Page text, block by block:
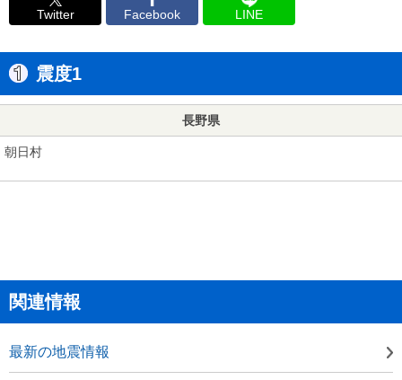
Twitter Facebook LINE
震度1
長野県
朝日村
関連情報
最新の地震情報